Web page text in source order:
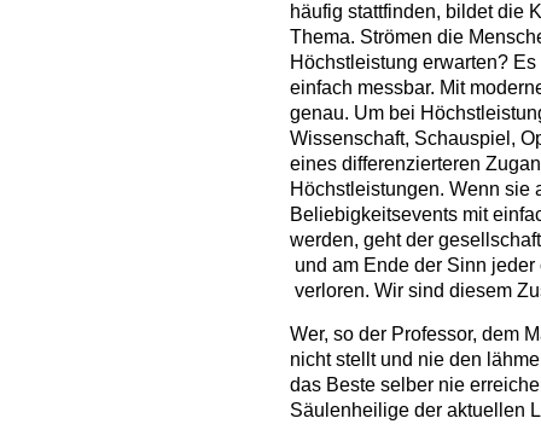
häufig stattfinden, bildet die
Thema. Strömen die
Höchstleistung erwarten?
einfach messbar. Mit
genau. Um bei
Wissenschaft, Schauspiel,
eines differenzierteren
Höchstleistungen. Wenn sie
Beliebigkeitsevents mit
werden, geht der
und am Ende der Sinn
verloren. Wir sind diesem
Wer, so der Professor, dem
nicht stellt und nie den
das Beste selber nie
Säulenheilige der aktuellen